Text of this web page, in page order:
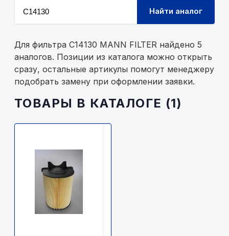
Найти аналог
Для фильтра C14130 MANN FILTER найдено 5
аналогов. Позиции из каталога можно открыть
сразу, остальные артикулы помогут менеджеру
подобрать замену при оформлении заявки.
ТОВАРЫ В КАТАЛОГЕ (1)